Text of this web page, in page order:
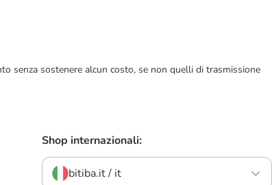
senza sostenere alcun costo, se non quelli di trasmissione
Shop internazionali:
bitiba.it / it